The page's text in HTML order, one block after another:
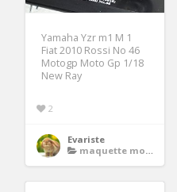
Yamaha Yzr m1 M 1
Fiat 2010 Rossi No 46
Motogp Moto Gp 1/18
New Ray
2
Evariste
maquette moto gp